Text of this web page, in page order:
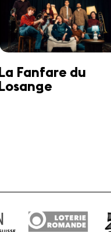
Janine Jansen
Violon